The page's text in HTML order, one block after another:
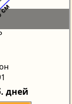
дней